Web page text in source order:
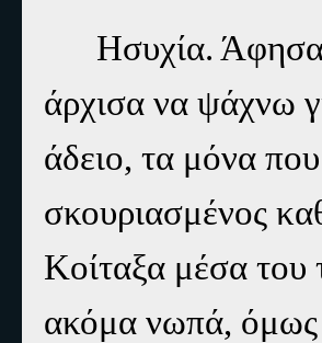
Ησυχία. Άφησα
άρχισα να ψάχνω
άδειο, τα μόνα
σκουριασμένος
Κοίταξα μέσα
ακόμα νωπά, όμως